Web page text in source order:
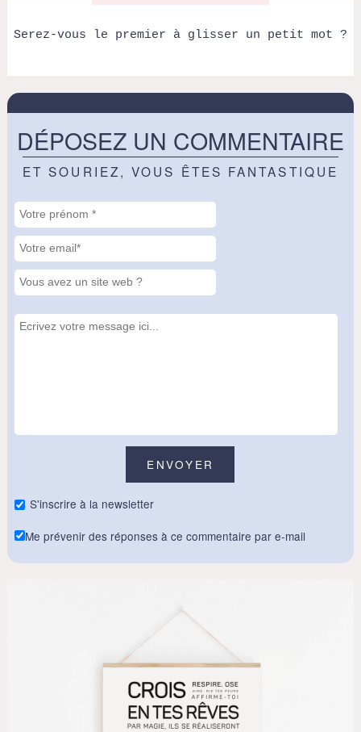
Serez-vous le premier à glisser un petit mot ?
DÉPOSEZ UN COMMENTAIRE
ET SOURIEZ, VOUS ÊTES FANTASTIQUE
S'inscrire à la newsletter
Me prévenir des réponses à ce commentaire par e-mail